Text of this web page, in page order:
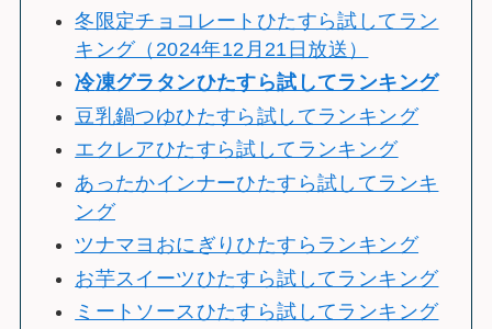
冬限定チョコレートひたすら試してラン
キング（2024年12月21日放送）
冷凍グラタンひたすら試してランキング
豆乳鍋つゆひたすら試してランキング
エクレアひたすら試してランキング
あったかインナーひたすら試してランキ
ング
ツナマヨおにぎりひたすらランキング
お芋スイーツひたすら試してランキング
ミートソースひたすら試してランキング